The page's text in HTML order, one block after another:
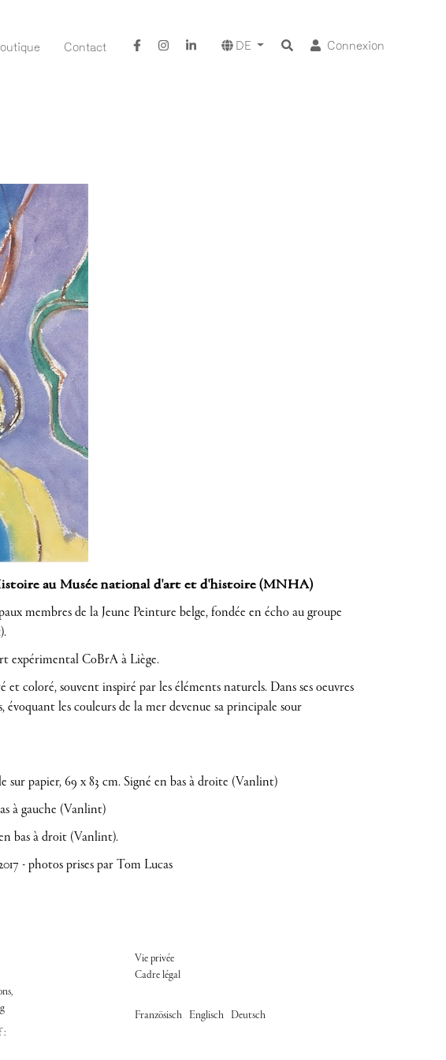
Contact DE Connexion
au Musée national d'art et d'histoire (MNHA)
membres de la Jeune Peinture belge, fondée en écho au groupe
expérimental CoBrA à Liège.
coloré, souvent inspiré par les éléments naturels. Dans ses oeuvres
les couleurs de la mer devenue sa principale sour
papier, 69 x 83 cm. Signé en bas à droite (Vanlint)
à gauche (Vanlint)
en bas à droit (Vanlint).
- photos prises par Tom Lucas
:
FOOTER ADM
Vie privée
Cadre légal
Französisch Englisch Deutsch